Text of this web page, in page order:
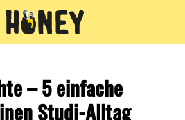
– 5 einfache
Studi-Alltag